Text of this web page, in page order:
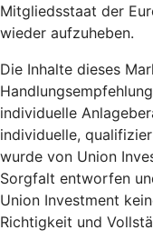
Mitgliedsstaat der
wieder aufzuheben.
Die Inhalte dieses
individuelle
individuelle,
wurde von Union
Sorgfalt entworfen
Union Investment
Richtigkeit und